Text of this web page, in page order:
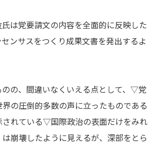
は党要請文の内容を全面的に反映した
ンサスをつくり成果文書を発出するよ
の、間違いなくいえる点として、▽党
の圧倒的多数の声に立ったものである
れている▽国際政治の表面だけをみれ
崩壊したように見えるが、深部をとら